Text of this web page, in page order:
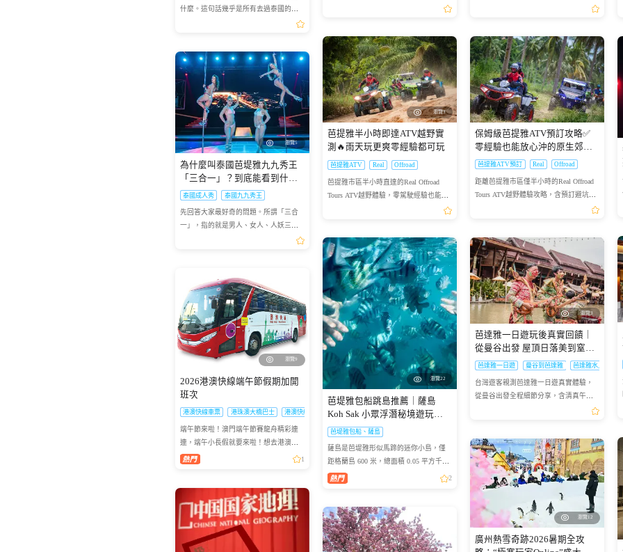
什麼。這句話幾乎是所有去過泰國的人
會跟你說的。而「99秀王」九九秀王，
瀏覽3
芭提雅半小時即達ATV越野實
測🔥雨天玩更爽零經驗都可玩
芭提雅ATV Real Offroad
芭提雅市區半小時直達的Real Offroad
Tours ATV越野體驗，零駕駛經驗也能
玩，晴天雨天都有不同樂趣，探訪泰國
保姆級芭提雅ATV預訂攻略✅
零經驗也能放心沖的原生郊野
路線
芭提雅ATV預訂 Real Offroad
距離芭提雅市區僅半小時的Real Offroad
Tours ATV越野體驗攻略，含預訂避坑、
體驗注意事項，無需駕駛經驗即可打卡
瀏覽5
為什麼叫泰國芭堤雅九九秀王
「三合一」？到底能看到什
麼？
泰國成人秀 泰國九九秀王
先回答大家最好奇的問題。所謂「三合
一」，指的就是男人、女人、人妖三種
瀏覽3
芭達雅一日遊玩後真實回饋｜
從曼谷出發 屋頂日落美到窒息
超讚
芭達雅一日遊 曼谷到芭達雅 芭達雅水上市場
台灣遊客親測芭達雅一日遊真實體驗，
從曼谷出發全程細節分享，含清真午餐
瀏覽22
芭堤雅包船跳島推薦｜薩島
Koh Sak 小眾浮潛秘境遊玩攻
略
芭堤雅包船、薩島
薩島是芭堤雅形似馬蹄的迷你小島，僅
距格蘭島 600 米，總面積 0.05 平方千
米，坐擁優質珊瑚礁海域，海面風浪平 2
瀏覽9
2026港澳快線端午節假期加開
班次
港澳快線車票 港珠澳大橋巴士 港澳快線夜班車票
端午節來啦！澳門端午節賽龍舟精彩連
連，端午小長假就要來啦！想去港澳兩
地感受賽龍舟的熱血激情？「港澳快
1
瀏覽12
廣州熱雪奇跡2026暑期全攻